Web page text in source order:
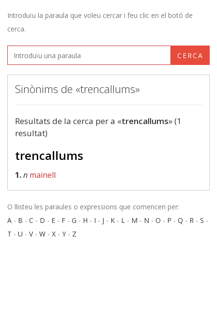
Introduïu la paraula que voleu cercar i feu clic en el botó de
cerca.
CERCA
Sinònims de «trencallums»
Resultats de la cerca per a «trencallums» (1
resultat)
trencallums
1.n mainell
O llisteu les paraules o expressions que comencen per:
A - B - C - D - E - F - G - H - I - J - K - L - M - N - O - P - Q - R - S -
T - U - V- W - X - Y - Z